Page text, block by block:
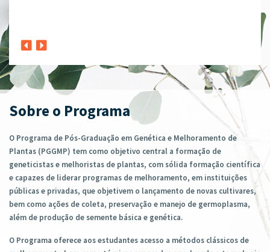
1º
Sobre o Programa
O Programa de Pós-Graduação em Genética e Melhoramento de
Plantas (PGGMP) tem como objetivo central a formação de
geneticistas e melhoristas de plantas, com sólida formação científica
e capazes de liderar programas de melhoramento, em instituições
públicas e privadas, que objetivem o lançamento de novas cultivares,
bem como ações de coleta, preservação e manejo de germoplasma,
além de produção de semente básica e genética.
O Programa oferece aos estudantes acesso a métodos clássicos de